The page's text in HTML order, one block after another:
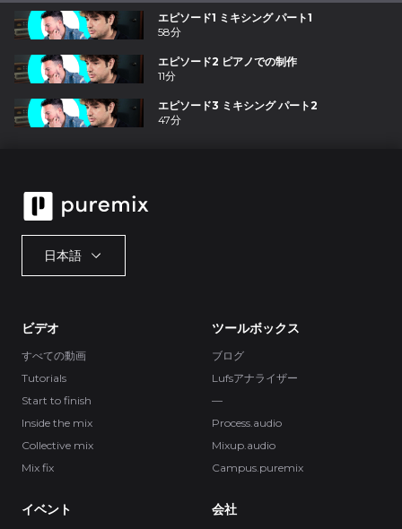
エピソード1 ミキシング パート1
58分
エピソード2 ピアノでの制作
11分
エピソード3 ミキシング パート2
47分
日本語
ビデオ
すべての動画
Tutorials
Start to finish
Inside the mix
Collective mix
Mix fix
ツールボックス
ブログ
Lufsアナライザー
—
Process.audio
Mixup.audio
Campus.puremix
イベント 会社